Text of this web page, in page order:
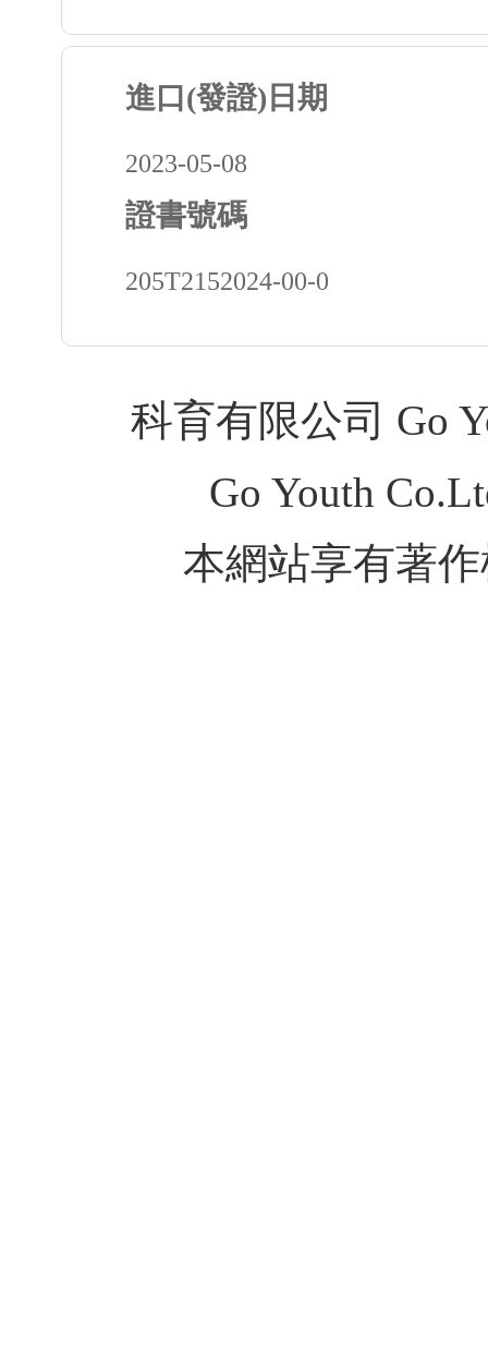
進口(發證)日期
2023-05-08
證書號碼
205T2152024-00-0
科育有限公司 Go
Go Youth
本網站享有著